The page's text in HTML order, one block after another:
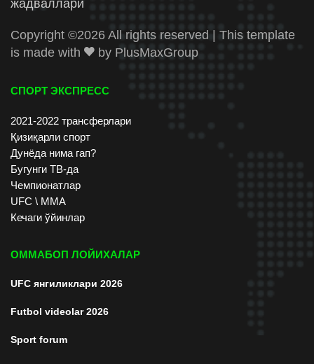
жадваллари
Copyright ©2026 All rights reserved | This template
is made with
by PlusMaxGroup
СПОРТ ЭКСПРЕСС
2021-2022 трансферлари
Қизиқарли спорт
Дунёда нима гап?
Бугунги ТВ-да
Чемпионатлар
UFC \ ММА
Кечаги ўйинлар
ОММАБОП ЛОЙИХАЛАР
UFC янгиликлари 2026
Futbol videolar 2026
Sport forum